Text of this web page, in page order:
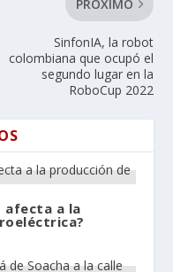
PRÓXIMO
SinfonIA, la robot
colombiana que ocupó el
segundo lugar en la
RoboCup 2022
afecta a la